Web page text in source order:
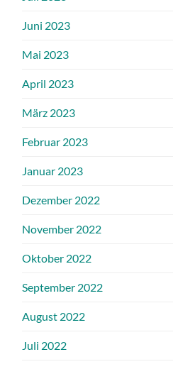
Juni 2023
Mai 2023
April 2023
März 2023
Februar 2023
Januar 2023
Dezember 2022
November 2022
Oktober 2022
September 2022
August 2022
Juli 2022